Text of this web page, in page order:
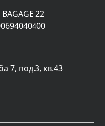
22
7, под.3, кв.43